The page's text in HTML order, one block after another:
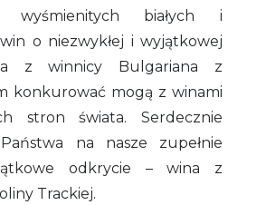
wyśmienitych białych i
o niezwykłej i wyjątkowej
z winnicy Bulgariana z
konkurować mogą z winami
stron świata. Serdecznie
na nasze zupełnie
odkrycie – wina z
Trackiej.